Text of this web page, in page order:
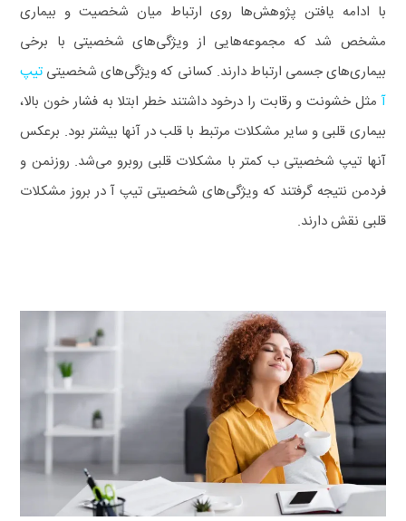
با ادامه یافتن پژوهش‌ها روی ارتباط میان شخصیت و بیماری
مشخص شد که مجموعه‌هایی از ویژگی‌های شخصیتی با برخی
بیماری‌های جسمی ارتباط دارند.کسانی که ویژگی‌های شخصیتی تیپ‌
آ مثل خشونت و رقابت را درخود داشتند خطر ابتلا به فشار خون بالا،
بیماری قلبی و سایر مشکلات مرتبط با قلب در آنها بیشتر بود. برعکس
آنها تیپ شخصیتی ب کمتر با مشکلات قلبی روبرو می‌شد. روزنمن و
فردمن نتیجه گرفتند که ویژگی‌های شخصیتی تیپ آ در بروز مشکلات
قلبی نقش دارند.